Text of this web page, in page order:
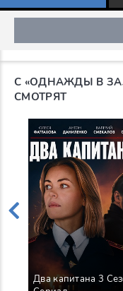
С «ОДНАЖДЫ В
СМОТРЯТ
3 Сезон